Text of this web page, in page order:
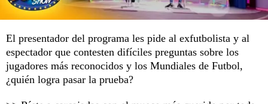
El presentador del programa les pide al exfutbolista y al
espectador que contesten difíciles preguntas sobre los
jugadores más reconocidos y los Mundiales de Futbol,
¿quién logra pasar la prueba?